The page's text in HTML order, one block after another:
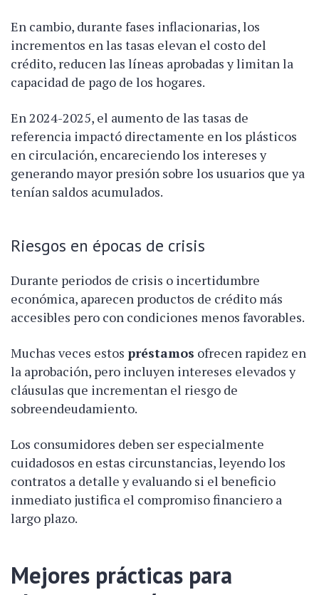
En cambio, durante fases inflacionarias, los
incrementos en las tasas elevan el costo del
crédito, reducen las líneas aprobadas y limitan la
capacidad de pago de los hogares.
En 2024-2025, el aumento de las tasas de
referencia impactó directamente en los plásticos
en circulación, encareciendo los intereses y
generando mayor presión sobre los usuarios que ya
tenían saldos acumulados.
Riesgos en épocas de crisis
Durante periodos de crisis o incertidumbre
económica, aparecen productos de crédito más
accesibles pero con condiciones menos favorables.
Muchas veces estos préstamos ofrecen rapidez en
la aprobación, pero incluyen intereses elevados y
cláusulas que incrementan el riesgo de
sobreendeudamiento.
Los consumidores deben ser especialmente
cuidadosos en estas circunstancias, leyendo los
contratos a detalle y evaluando si el beneficio
inmediato justifica el compromiso financiero a
largo plazo.
Mejores prácticas para